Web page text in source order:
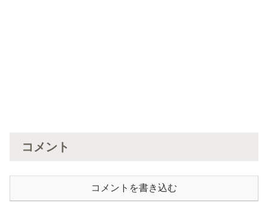
コメント
コメントを書き込む